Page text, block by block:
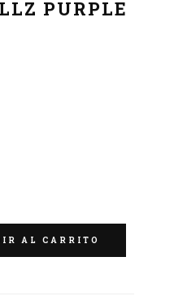
PURPLE
AL CARRITO